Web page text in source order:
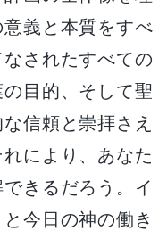
義と本質をすべ
されたすべての
目的、そして聖
信頼と崇拝さえ
により、あなた
きるだろう。イ
今日の神の働き